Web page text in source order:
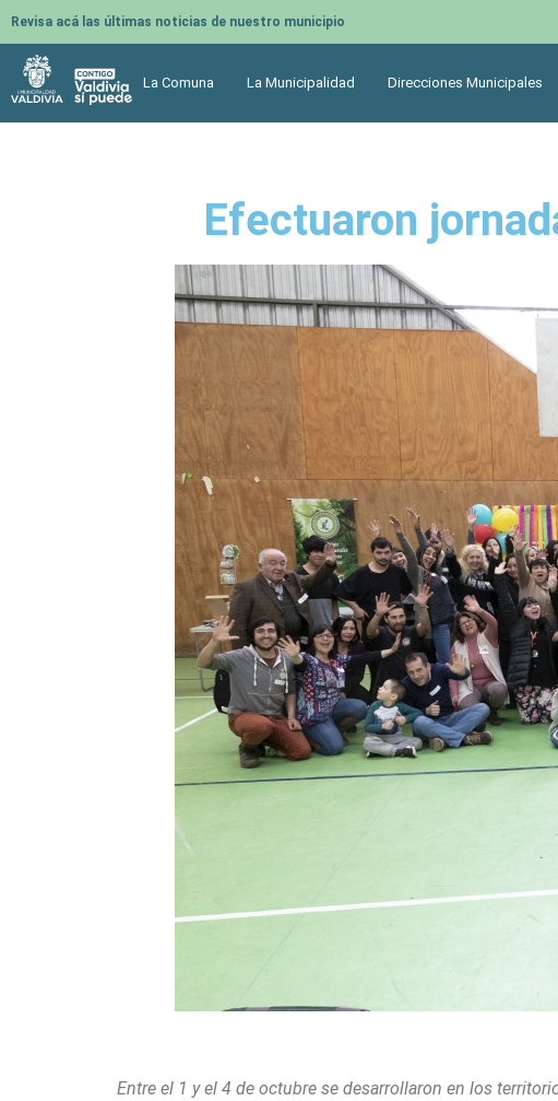
Revisa acá las últimas noticias de nuestro municipio
La Comuna La Municipalidad Direcciones Municipales
Efectuaron
Entre el 1 y el 4 de octubre se desarrollaron en los